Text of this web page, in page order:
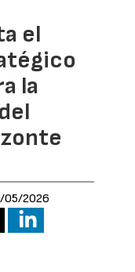
el
la
05/2026